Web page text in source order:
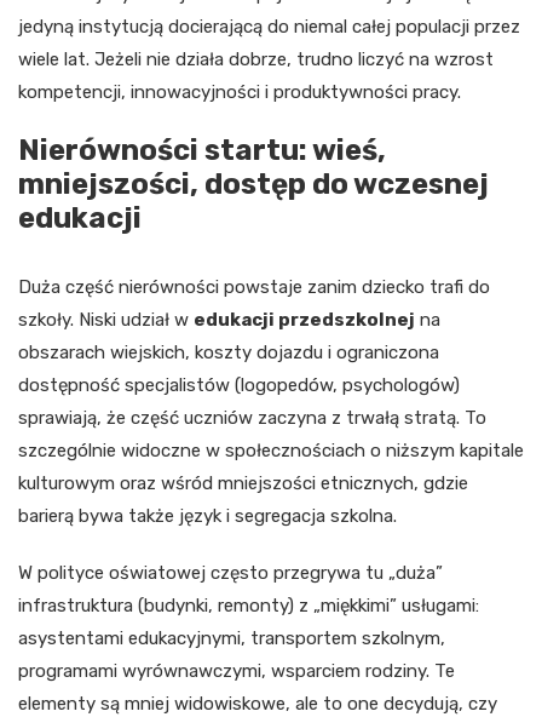
jedyną instytucją docierającą do niemal całej populacji przez
wiele lat. Jeżeli nie działa dobrze, trudno liczyć na wzrost
kompetencji, innowacyjności i produktywności pracy.
Nierówności startu: wieś,
mniejszości, dostęp do wczesnej
edukacji
Duża część nierówności powstaje zanim dziecko trafi do
szkoły. Niski udział w edukacji przedszkolnej na
obszarach wiejskich, koszty dojazdu i ograniczona
dostępność specjalistów (logopedów, psychologów)
sprawiają, że część uczniów zaczyna z trwałą stratą. To
szczególnie widoczne w społecznościach o niższym kapitale
kulturowym oraz wśród mniejszości etnicznych, gdzie
barierą bywa także język i segregacja szkolna.
W polityce oświatowej często przegrywa tu „duża”
infrastruktura (budynki, remonty) z „miękkimi” usługami:
asystentami edukacyjnymi, transportem szkolnym,
programami wyrównawczymi, wsparciem rodziny. Te
elementy są mniej widowiskowe, ale to one decydują, czy